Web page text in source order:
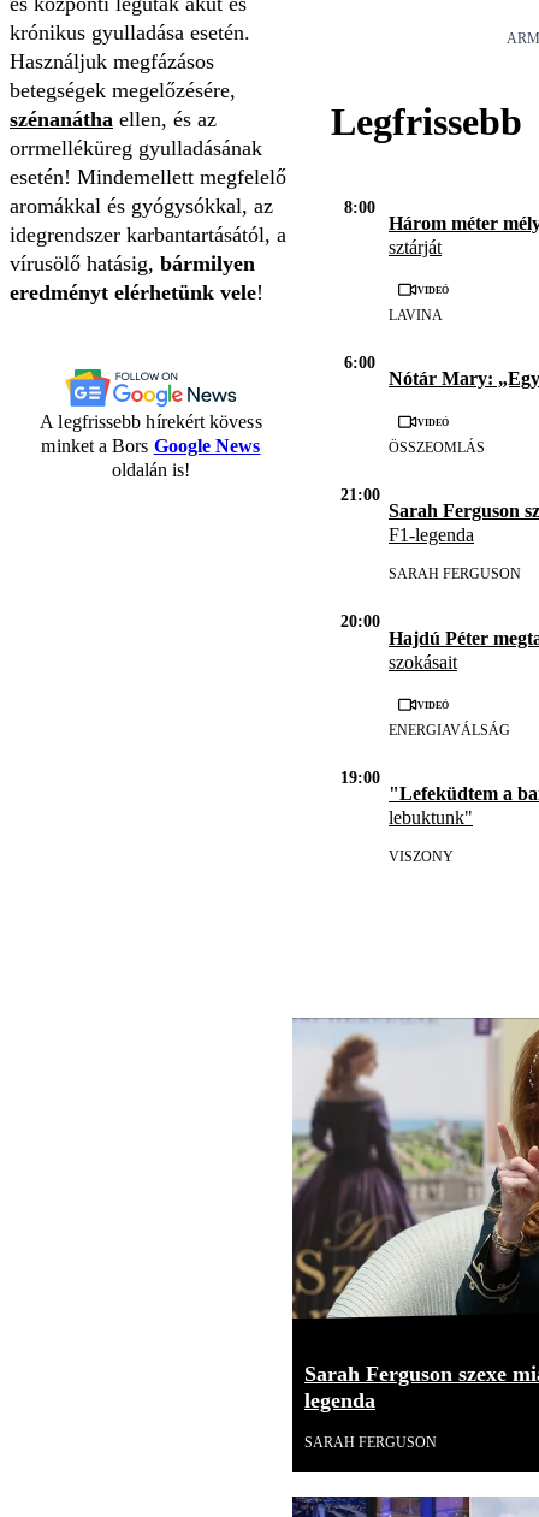
krónikus gyulladása esetén.
Használjuk megfázásos
betegségek megelőzésére,
szénanátha ellen, és az
orrmelléküreg gyulladásának
esetén! Mindemellett megfelelő
aromákkal és gyógysókkal, az
idegrendszer karbantartásától, a
vírusölő hatásig, bármilyen
eredményt elérhetünk vele!
A legfrissebb hírekért kövess
minket a Bors Google News
oldalán is!
Legfrissebb
8:00
Három méter
sztárját
Videó
LAVINA
6:00
Nótár Mary: „Egy
Videó
ÖSSZEOMLÁS
21:00
Sarah Ferguson
F1-legenda
SARAH FERGUSON
20:00
Hajdú Péter
szokásait
Videó
ENERGIAVÁLSÁG
19:00
"Lefeküdtem a
lebuktunk"
VISZONY
Sarah Ferguson szexe
legenda
SARAH FERGUSON